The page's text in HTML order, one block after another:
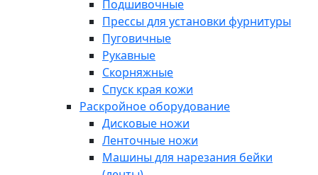
Подшивочные
Прессы для установки фурнитуры
Пуговичные
Рукавные
Скорняжные
Спуск края кожи
Раскройное оборудование
Дисковые ножи
Ленточные ножи
Машины для нарезания бейки